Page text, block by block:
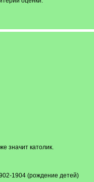
значит католик.
1904 (рождение детей)